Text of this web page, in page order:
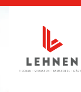
FRACHT